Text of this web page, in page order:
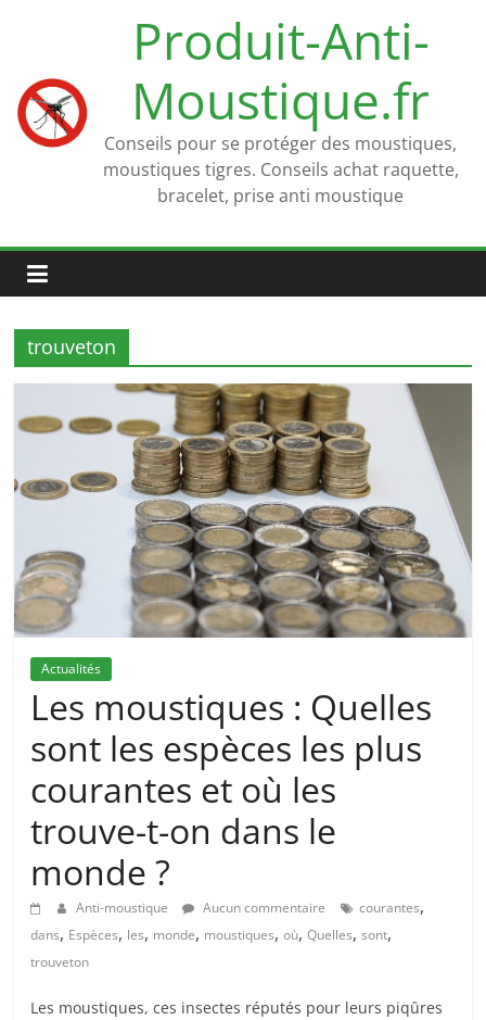
Produit-Anti-
Moustique.fr
Conseils pour se protéger des moustiques,
moustiques tigres. Conseils achat raquette,
bracelet, prise anti moustique
trouveton
Actualités
Les moustiques : Quelles
sont les espèces les plus
courantes et où les
trouve-t-on dans le
monde ?
Anti-moustique Aucun commentaire courantes,
dans, Espèces, les, monde, moustiques,où,Quelles,sont,
trouveton
Les moustiques, ces insectes réputés pour leurs piqûres